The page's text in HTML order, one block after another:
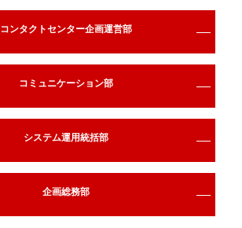
コンタクトセンター企画運営部
コミュニケーション部
システム運用統括部
企画総務部